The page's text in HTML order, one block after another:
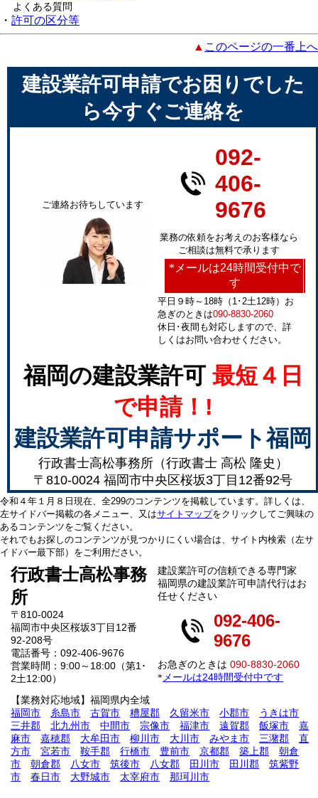
よくある質問
・ 許可の区分等
▲ このページの一番上へ
建設業許可申請でお困りでした
ら今すぐご連絡を
ご連絡お待ちしています
092-
406-
9676
業務の依頼をお考えのお客様なら
ご相談は無料で承ります
* メールは24時間受付中で
す
平日９時～18時（1･2土12時）お
急ぎのときは090-8830-2060
休日･夜間も対応しますので、詳
しくはお問い合わせください。
福岡の建設業許可 最短４日
で申請！!
建設業許可申請サポート福岡
行政書士高松事務所（行政書士 高松 隆史）
〒810-0024 福岡市中央区桜坂3丁目12番92号
令和４年１月８日現在、全299のコンテンツを掲載しています。詳しくは、
左サイドバー掲載の各メニュー、又はサイトマップをクリックしてご興味の
あるコンテンツをご覧ください。
それでもお探しのコンテンツが見つかりにくい場合は、サイト内検索（左サ
イドバー最下部）をご利用ださい。
行政書士高松事務
所
〒810-0024
福岡市中央区桜坂3丁目12番
92-208号
電話番号：092-406-9676
営業時間：9:00～18:00（第1･
2土12:00）
建設業許可の信頼できる専門家
福岡県の建設業許可申請代行はお
任せください
092-406-
9676
お急ぎのときは090-8830-2060
* メールは24時間受付中です
【業務対応地域】福岡県内全域
福岡市
糸島市 古賀市 糟屋郡 久留米市 小郡市
うきは市
三井郡
北九州市 中間市 宗像市 福津市 遠賀郡 飯塚市
嘉
麻市
嘉穂郡 大牟田市 柳川市 大川市 みやま市 三潴郡
直
方市
宮若市 鞍手郡 行橋市 豊前市 京都郡 築上郡
朝倉
市
朝倉郡 八女市 筑後市 八女郡 田川市 田川郡
筑紫野
市
春日市 大野城市 太宰府市 那珂川市